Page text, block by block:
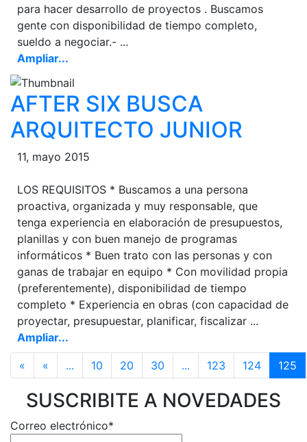
para hacer desarrollo de proyectos . Buscamos
gente con disponibilidad de tiempo completo,
sueldo a negociar.- ...
Ampliar...
AFTER SIX BUSCA
ARQUITECTO JUNIOR
11, mayo 2015
LOS REQUISITOS * Buscamos a una persona
proactiva, organizada y muy responsable, que
tenga experiencia en elaboración de presupuestos,
planillas y con buen manejo de programas
informáticos * Buen trato con las personas y con
ganas de trabajar en equipo * Con movilidad propia
(preferentemente), disponibilidad de tiempo
completo * Experiencia en obras (con capacidad de
proyectar, presupuestar, planificar, fiscalizar ...
Ampliar...
« « ... 10 20 30 ... 123 124 125
SUSCRIBITE A NOVEDADES
Correo electrónico*